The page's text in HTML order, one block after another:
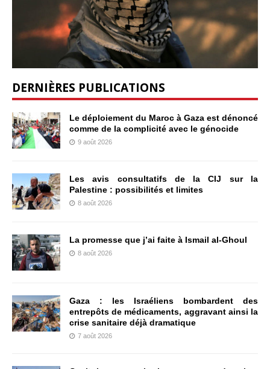
DERNIÈRES PUBLICATIONS
Le déploiement du Maroc à Gaza est dénoncé
comme de la complicité avec le génocide
9 août 2026
Les avis consultatifs de la CIJ sur la
Palestine : possibilités et limites
8 août 2026
La promesse que j’ai faite à Ismail al-Ghoul
8 août 2026
Gaza : les Israéliens bombardent des
entrepôts de médicaments, aggravant ainsi la
crise sanitaire déjà dramatique
7 août 2026